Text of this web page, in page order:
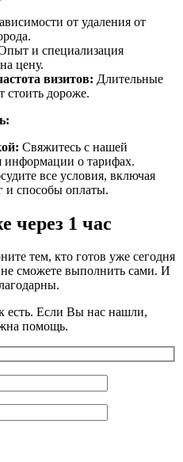
от удаления от
и специализация
цену.
визитов: Длительные
стоить дороже.
Свяжитесь с нашей
информации о тарифах.
все условия, включая
и способы оплаты.
через 1 час
тем, кто готов уже сегодня
сможете выполнить сами. И
есть. Если Вы нас нашли,
помощь.